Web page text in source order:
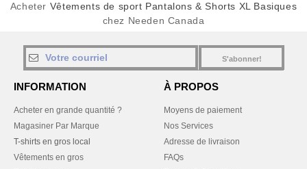
Acheter Vêtements de sport Pantalons & Shorts XL Basiques
chez Needen Canada
S'abonner!
INFORMATION
Acheter en grande quantité ?
Magasiner Par Marque
T-shirts en gros local
Vêtements en gros
À PROPOS
Moyens de paiement
Nos Services
Adresse de livraison
FAQs